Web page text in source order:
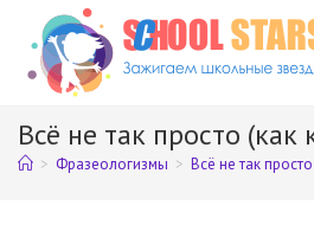
Перейти
содержимому
Всё не так просто (как
> Фразеологизмы > Всё не так